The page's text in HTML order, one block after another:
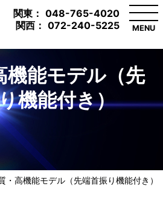
関東： 048-765-4020
関西： 072-240-5225 MENU
機能モデル（先
機能付き）
・高機能モデル（先端首振り機能付き）